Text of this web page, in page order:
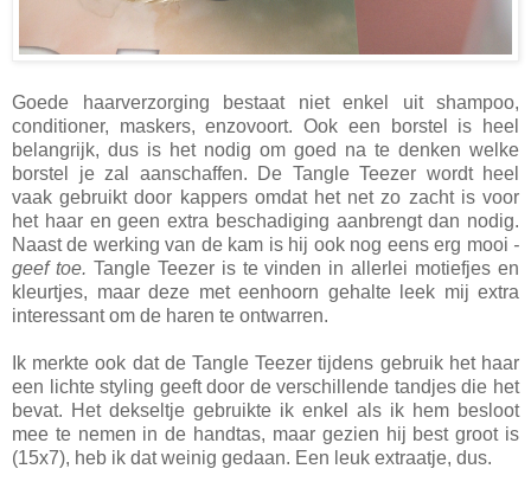
Goede haarverzorging bestaat niet enkel uit shampoo,
conditioner, maskers, enzovoort. Ook een borstel is heel
belangrijk, dus is het nodig om goed na te denken welke
borstel je zal aanschaffen. De Tangle Teezer wordt heel
vaak gebruikt door kappers omdat het net zo zacht is voor
het haar en geen extra beschadiging aanbrengt dan nodig.
Naast de werking van de kam is hij ook nog eens erg mooi -
geef toe. Tangle Teezer is te vinden in allerlei motiefjes en
kleurtjes, maar deze met eenhoorn gehalte leek mij extra
interessant om de haren te ontwarren.
Ik merkte ook dat de Tangle Teezer tijdens gebruik het haar
een lichte styling geeft door de verschillende tandjes die het
bevat. Het dekseltje gebruikte ik enkel als ik hem besloot
mee te nemen in de handtas, maar gezien hij best groot is
(15x7), heb ik dat weinig gedaan. Een leuk extraatje, dus.